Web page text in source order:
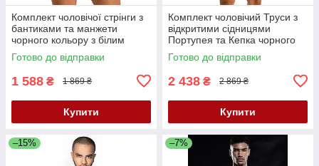
Комплект чоловічої стрінги з
бантиками та манжети
чорного кольору з білим
Passion Set Alfred black 036
розміри L XL Кайф
Готово до відправки
1 588 ₴ 1 869 ₴
Купити
Комплект чоловічий Труси з
відкритими сідницями
Портупея та Кепка чорного
кольору Passion Set John
black 038 розміри XXL XXXL
Готово до відправки
2 438 ₴ 2 869 ₴
Купити
–15% –7%